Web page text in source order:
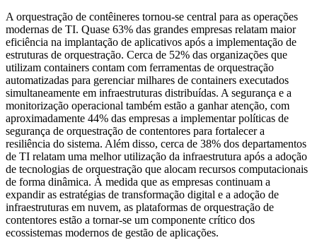
A orquestração de contêineres tornou-se central para as operações
modernas de TI. Quase 63% das grandes empresas relatam maior
eficiência na implantação de aplicativos após a implementação de
estruturas de orquestração. Cerca de 52% das organizações que
utilizam containers contam com ferramentas de orquestração
automatizadas para gerenciar milhares de containers executados
simultaneamente em infraestruturas distribuídas. A segurança e a
monitorização operacional também estão a ganhar atenção, com
aproximadamente 44% das empresas a implementar políticas de
segurança de orquestração de contentores para fortalecer a
resiliência do sistema. Além disso, cerca de 38% dos departamentos
de TI relatam uma melhor utilização da infraestrutura após a adoção
de tecnologias de orquestração que alocam recursos computacionais
de forma dinâmica. À medida que as empresas continuam a
expandir as estratégias de transformação digital e a adoção de
infraestruturas em nuvem, as plataformas de orquestração de
contentores estão a tornar-se um componente crítico dos
ecossistemas modernos de gestão de aplicações.